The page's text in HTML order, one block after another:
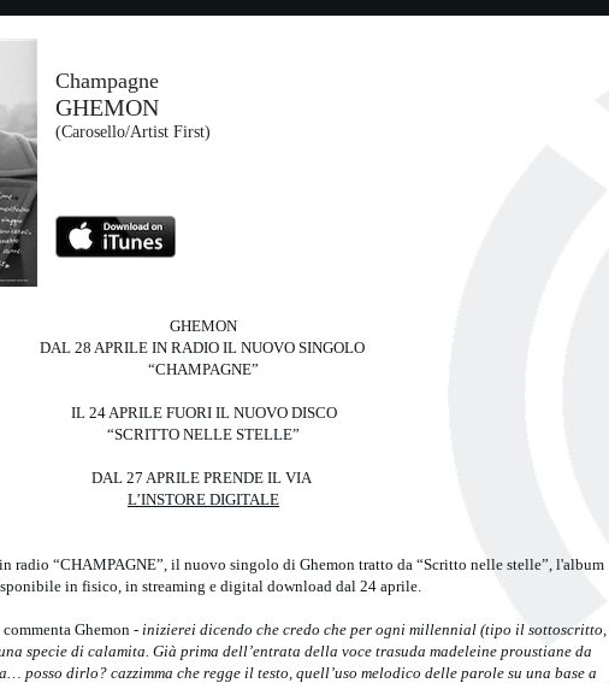
(UMG)
Champagne
GHEMON
(Carosello/Artist First)
GHEMON
DAL 28 APRILE IN RADIO IL NUOVO SINGOLO
“CHAMPAGNE”
IL 24 APRILE FUORI IL NUOVO DISCO
“SCRITTO NELLE STELLE”
DAL 27 APRILE PRENDE IL VIA
L’INSTORE DIGITALE
radio “CHAMPAGNE”, il nuovo singolo di Ghemon tratto da “Scritto nelle stelle”, l'album
in fisico, in streaming e digital download dal 24 aprile.
commenta Ghemon - inizierei dicendo che credo che per ogni millennial (tipo il sottoscritto,
specie di calamita. Già prima dell’entrata della voce trasuda madeleine proustiane da
posso dirlo? cazzimma che regge il testo, quell’uso melodico delle parole su una base a